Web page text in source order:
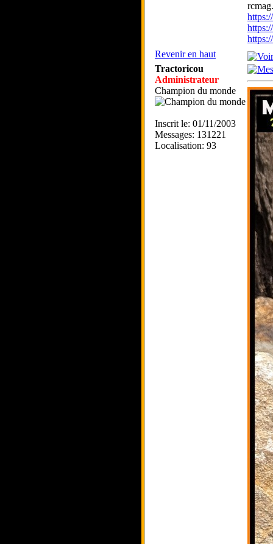
Revenir en haut
Tractoricou
Administrateur
Champion du monde
Inscrit le: 01/11/2003
Messages: 131221
Localisation: 93